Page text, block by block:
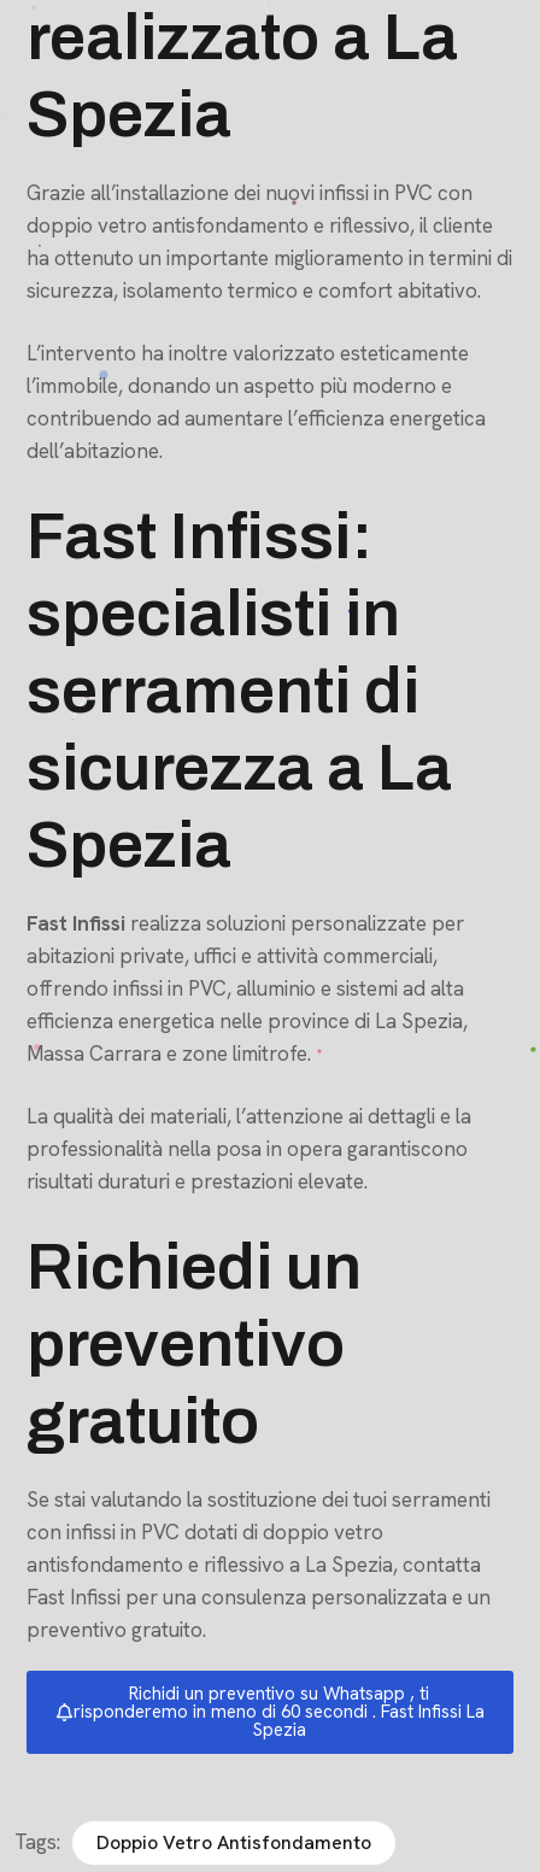
realizzato a La
Spezia
Grazie all’installazione dei nuovi infissi in PVC con
doppio vetro antisfondamento e riflessivo, il cliente
ha ottenuto un importante miglioramento in termini di
sicurezza, isolamento termico e comfort abitativo.
L’intervento ha inoltre valorizzato esteticamente
l’immobile, donando un aspetto più moderno e
contribuendo ad aumentare l’efficienza energetica
dell’abitazione.
Fast Infissi:
specialisti in
serramenti di
sicurezza a La
Spezia
Fast Infissi realizza soluzioni personalizzate per
abitazioni private, uffici e attività commerciali,
offrendo infissi in PVC, alluminio e sistemi ad alta
efficienza energetica nelle province di La Spezia,
Massa Carrara e zone limitrofe.
La qualità dei materiali, l’attenzione ai dettagli e la
professionalità nella posa in opera garantiscono
risultati duraturi e prestazioni elevate.
Richiedi un
preventivo
gratuito
Se stai valutando la sostituzione dei tuoi serramenti
con infissi in PVC dotati di doppio vetro
antisfondamento e riflessivo a La Spezia, contatta
Fast Infissi per una consulenza personalizzata e un
preventivo gratuito.
Richidi un preventivo su Whatsapp , ti
risponderemo in meno di 60 secondi . Fast Infissi La
Spezia
Tags: Doppio Vetro Antisfondamento